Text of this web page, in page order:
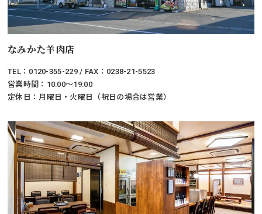
なみかた羊肉店
TEL：0120-355-229 / FAX：0238-21-5523
営業時間：10:00～19:00
定休日：月曜日・火曜日（祝日の場合は営業）